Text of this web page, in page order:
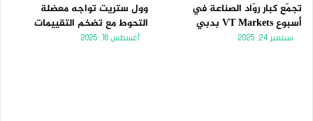
تجمّع كبار روّاد الصناعة في
أسبوع VT Markets بدبي
سبتمبر 24, 2025
وول ستريت تواجه معضلة
التحوط مع تضخم التقييمات
أغسطس 16, 2025